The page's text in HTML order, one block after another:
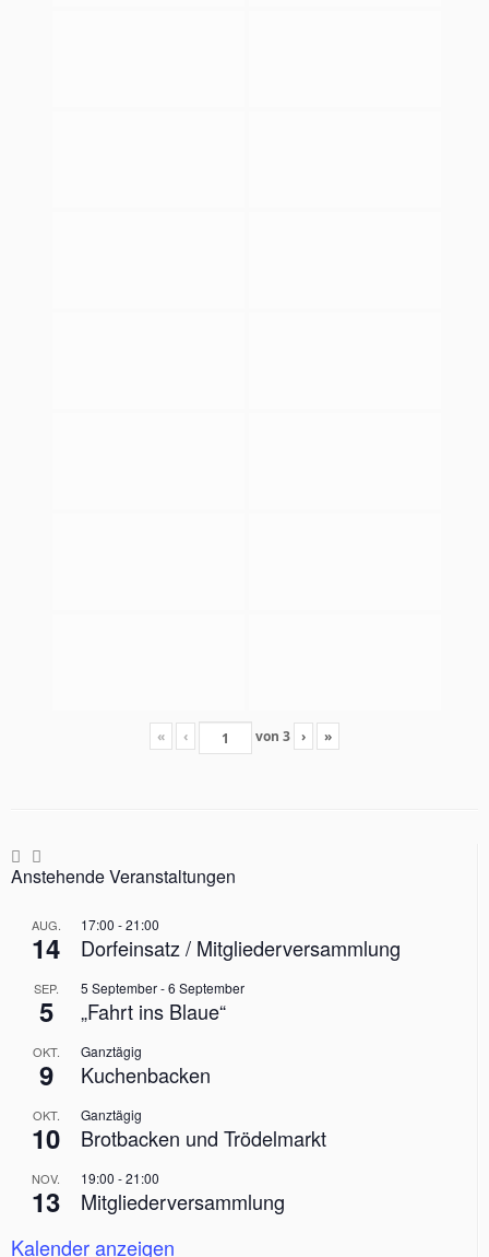
« ‹ von 3 › »
Anstehende Veranstaltungen
AUG.
14
17:00 -21:00
Dorfeinsatz / Mitgliederversammlung
SEP.
5
5 September-6 September
„Fahrt ins Blaue“
OKT.
9
Ganztägig
Kuchenbacken
OKT.
10
Ganztägig
Brotbacken und Trödelmarkt
NOV.
13
19:00 -21:00
Mitgliederversammlung
Kalender anzeigen